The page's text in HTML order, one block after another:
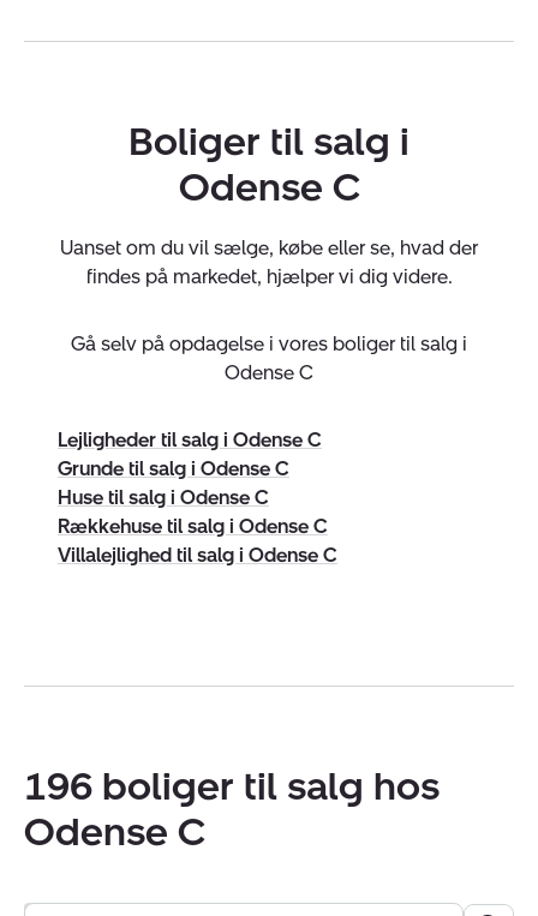
Vi glæder os til at byde dig velkommen hos:
Nybolig Hunderup Palle Jensen
Nybolig Odense Projekt
Virksomheden har tegnet ansvarsforsikring og
Forsikring dækker kun formidling af ejendomme
beliggende i Danmark fra kontorer beliggende i Europa.
CVR:41950315
Boliger til salg i
Odense C
Uanset om du vil sælge, købe eller se, hvad der
findes på markedet, hjælper vi dig videre.
Gå selv på opdagelse i vores boliger til salg i
Odense C
Lejligheder til salg i Odense C
Grunde til salg i Odense C
Huse til salg i Odense C
Rækkehuse til salg i Odense C
Villalejlighed til salg i Odense C
196 boliger til salg hos
Odense C